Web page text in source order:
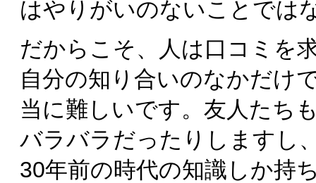
はやりがいのないことでは
だからこそ、人は口コミを
自分の知り合いのなかだけ
当に難しいです。友人たち
バラバラだったりしますし
30年前の時代の知識しか持